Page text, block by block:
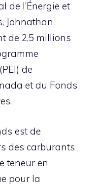
de l’Énergie et
Johnathan
de 2,5 millions
de
et du Fonds
est de
des carburants
teneur en
pour la